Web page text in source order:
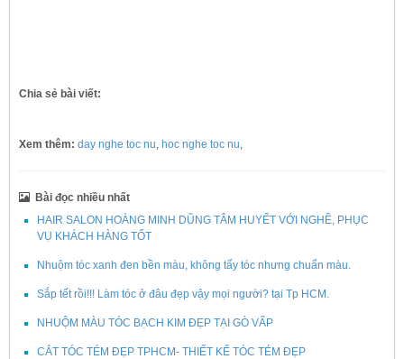
Chia sẻ bài viết:
Xem thêm: day nghe toc nu, hoc nghe toc nu,
Bài đọc nhiều nhất
HAIR SALON HOÀNG MINH DŨNG TÂM HUYẾT VỚI NGHỀ, PHỤC
VỤ KHÁCH HÀNG TỐT
Nhuộm tóc xanh đen bền màu, không tẩy tóc nhưng chuẩn màu.
Sắp tết rồi!!! Làm tóc ở đâu đẹp vậy mọi người? tại Tp HCM.
NHUỘM MÀU TÓC BẠCH KIM ĐẸP TẠI GÒ VẤP
CẮT TÓC TÉM ĐẸP TPHCM- THIẾT KẾ TÓC TÉM ĐẸP